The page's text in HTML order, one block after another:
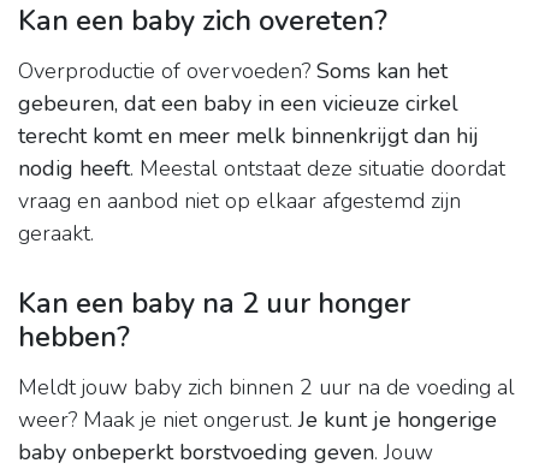
Kan een baby zich overeten?
Overproductie of overvoeden? Soms kan het
gebeuren, dat een baby in een vicieuze cirkel
terecht komt en meer melk binnenkrijgt dan hij
nodig heeft. Meestal ontstaat deze situatie doordat
vraag en aanbod niet op elkaar afgestemd zijn
geraakt.
Kan een baby na 2 uur honger
hebben?
Meldt jouw baby zich binnen 2 uur na de voeding al
weer? Maak je niet ongerust.Je kunt je hongerige
baby onbeperkt borstvoeding geven. Jouw